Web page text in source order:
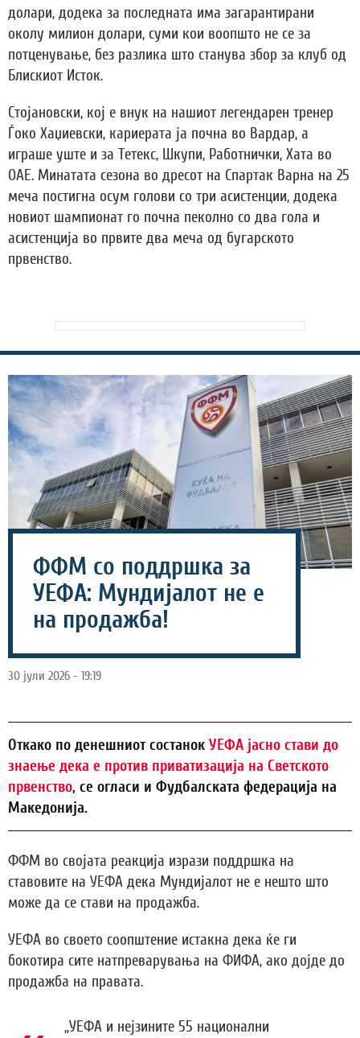
долари, додека за последната има загарантирани
околу милион долари, суми кои воопшто не се за
потценување, без разлика што станува збор за клуб од
Блискиот Исток.
Стојановски, кој е внук на нашиот легендарен тренер
Ѓоко Хаџиевски, кариерата ја почна во Вардар, а
играше уште и за Тетекс, Шкупи, Работнички, Хата во
ОАЕ. Минатата сезона во дресот на Спартак Варна на 25
меча постигна осум голови со три асистенции, додека
новиот шампионат го почна пеколно со два гола и
асистенција во првите два меча од бугарското
првенство.
ФФМ со поддршка за
УЕФА: Мундијалот не е
на продажба!
30 јули 2026 - 19:19
Откако по денешниот состанок УЕФА јасно стави до
знаење дека е против приватизација на Светското
првенство, се огласи и Фудбалската федерација на
Македонија.
ФФМ во својата реакција изрази поддршка на
ставовите на УЕФА дека Мундијалот не е нешто што
може да се стави на продажба.
УЕФА во своето соопштение истакна дека ќе ги
бокотира сите натпреварувања на ФИФА, ако дојде до
продажба на правата.
„УЕФА и нејзините 55 национални